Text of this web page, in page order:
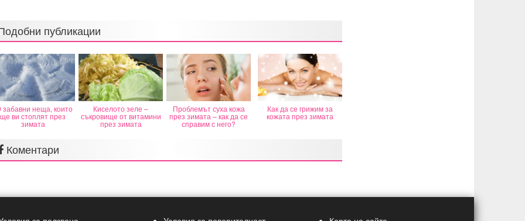
публикации
забавни неща, които
ще ви стоплят през
зимата
Киселото зеле –
съкровище от витамини
през зимата
Проблемът суха кожа
през зимата – как да се
справим с него?
Как да се грижим за
кожата през зимата
Коментари